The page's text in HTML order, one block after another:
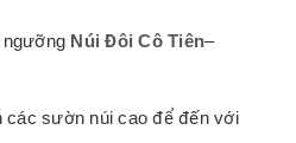
Núi Đôi Cô Tiên–
các sườn núi cao để đến với